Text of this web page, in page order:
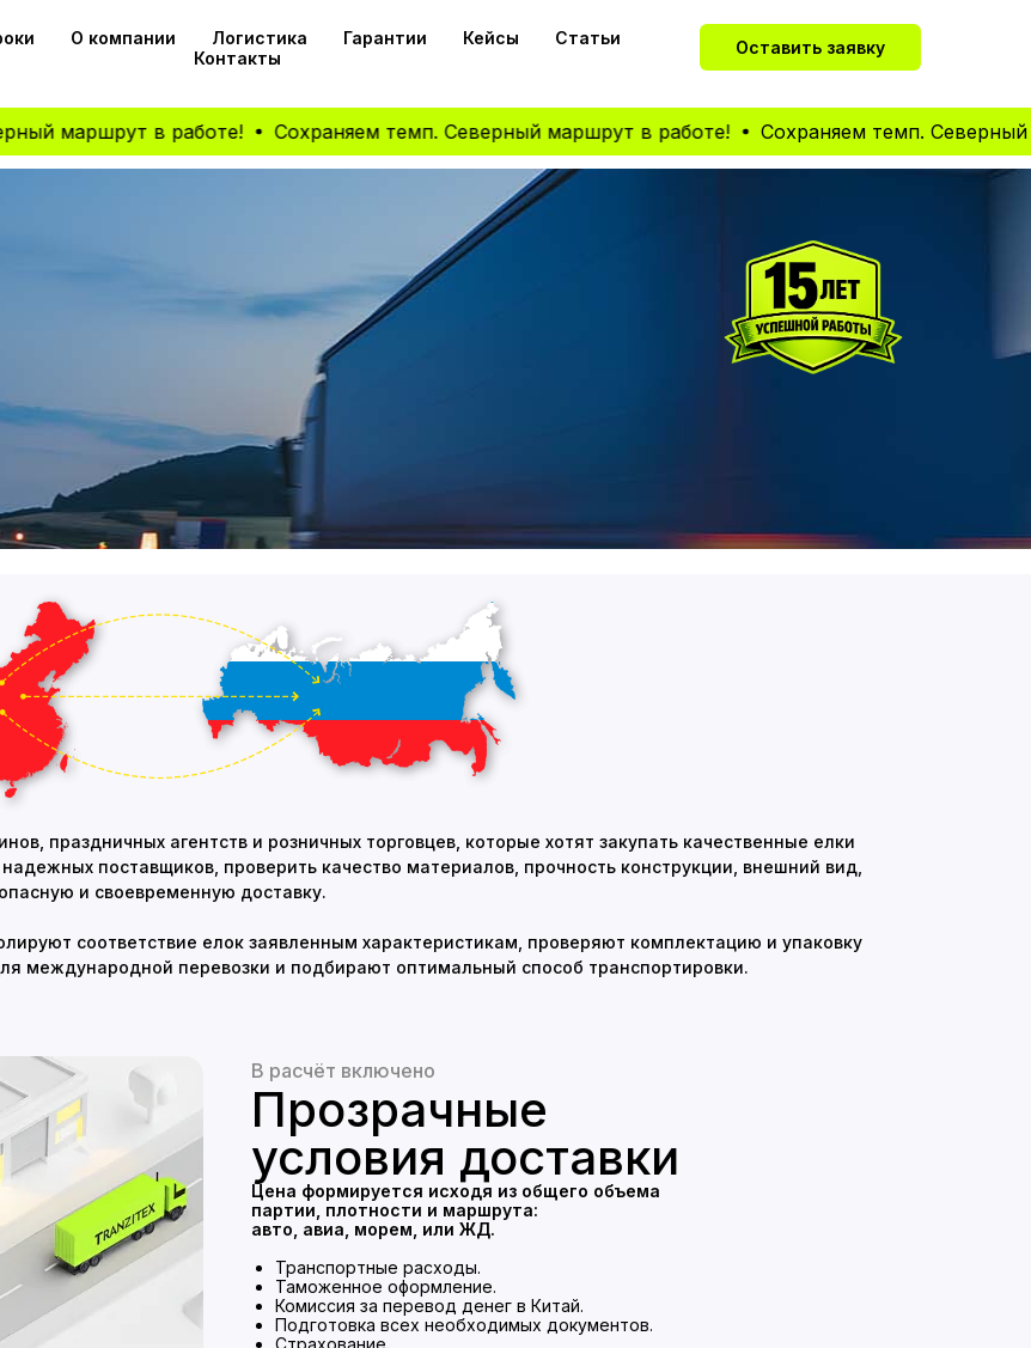
О компании Логистика Гарантии Кейсы
Статьи
Контакты
Оставить заявку
в работе! Сохраняем темп. Северный маршрут в работе! Сохраняем темп. Северный
праздничных агентств и розничных торговцев, которые хотят закупать качественные елки
поставщиков, проверить качество материалов, прочность конструкции, внешний вид,
и своевременную доставку.
соответствие елок заявленным характеристикам, проверяют комплектацию и упаковку
международной перевозки и подбирают оптимальный способ транспортировки.
В расчёт включено
Прозрачные
условия доставки
Цена формируется исходя из общего объема
партии, плотности и маршрута:
авто, авиа, морем, или ЖД.
Транспортные расходы.
Таможенное оформление.
Комиссия за перевод денег в Китай.
Подготовка всех необходимых документов.
Страхование.